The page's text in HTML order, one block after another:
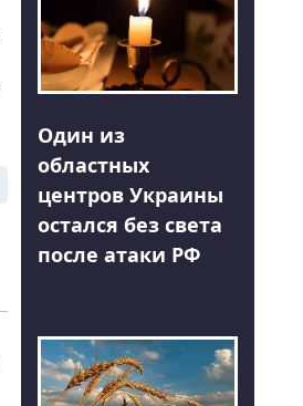
Один из
областных
центров Украины
остался без света
после атаки РФ